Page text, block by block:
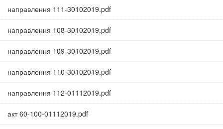
направлення 111-30102019.pdf
направлення 108-30102019.pdf
направлення 109-30102019.pdf
направлення 110-30102019.pdf
направлення 112-01112019.pdf
акт 60-100-01112019.pdf